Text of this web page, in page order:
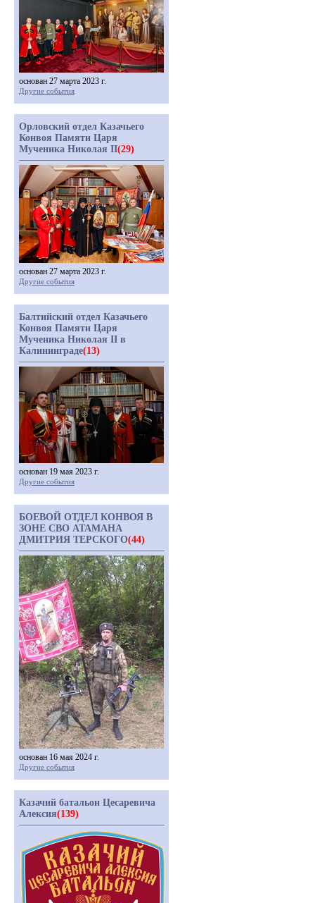
основан 27 марта 2023 г.
Другие события
Орловский отдел Казачьего
Конвоя Памяти Царя
Мученика Николая II(29)
основан 27 марта 2023 г.
Другие события
Балтийский отдел Казачьего
Конвоя Памяти Царя
Мученика Николая II в
Калининграде(13)
основан 19 мая 2023 г.
Другие события
БОЕВОЙ ОТДЕЛ КОНВОЯ В
ЗОНЕ СВО АТАМАНА
ДМИТРИЯ ТЕРСКОГО(44)
основан 16 мая 2024 г.
Другие события
Казачий батальон Цесаревича
Алексия(139)